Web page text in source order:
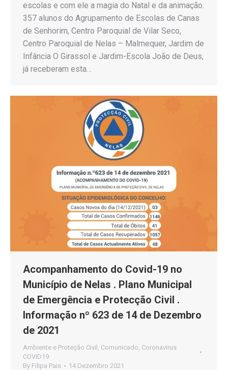
escolas e com ele a magia do Natal e da animação.
357 alunos do Agrupamento de Escolas de Canas
de Senhorim, Centro Paroquial de Vilar Seco,
Centro Paroquial de Nelas – Malmequer, Jardim de
Infância O Girassol e Jardim-Escola João de Deus,
já receberam esta…
Acompanhamento do Covid-19 no
Município de Nelas . Plano Municipal
de Emergência e Protecção Civil .
Informação nº 623 de 14 de Dezembro
de 2021
Ambiente e Proteção Civil Comunicado Coronavirus
COVID19
By Filipa Pais 14 Dezembro 2021